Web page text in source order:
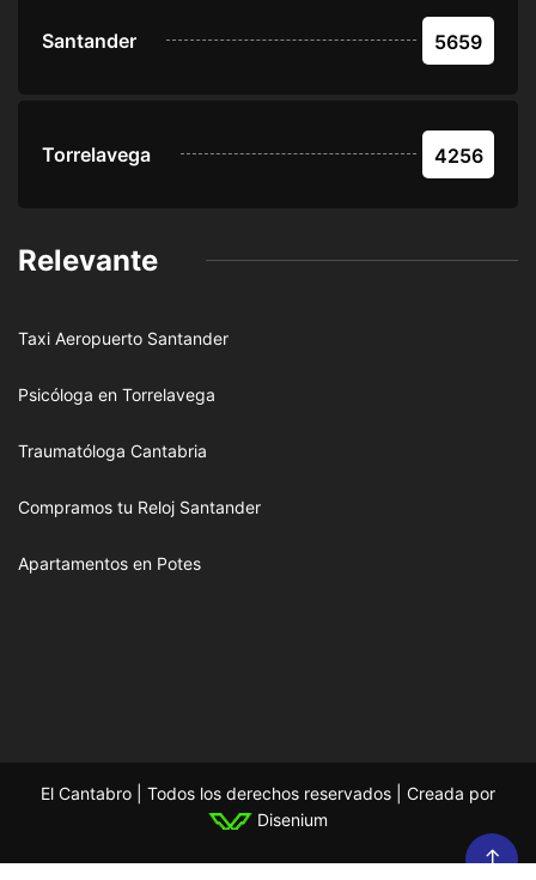
Santander 5659
Torrelavega 4256
Relevante
Taxi Aeropuerto Santander
Psicóloga en Torrelavega
Traumatóloga Cantabria
Compramos tu Reloj Santander
Apartamentos en Potes
El Cantabro | Todos los derechos reservados | Creada por
Disenium